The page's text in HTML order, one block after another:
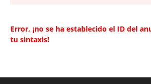
Error, ¡no se ha establecido el ID del
tu sintaxis!